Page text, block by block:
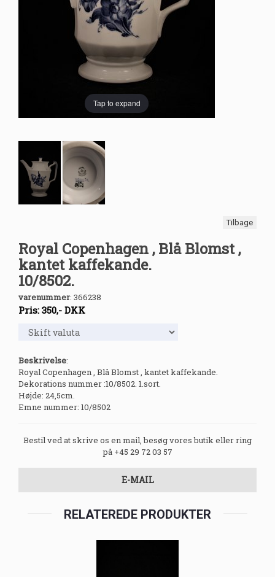
Tap to expand
Tilbage
Royal Copenhagen , Blå Blomst ,
kantet kaffekande.
10/8502.
varenummer: 366238
Pris: 350,- DKK
Beskrivelse:
Royal Copenhagen , Blå Blomst , kantet kaffekande.
Dekorations nummer :10/8502. 1.sort.
Højde: 24,5cm.
Emne nummer: 10/8502
Bestil ved at skrive os en mail, besøg vores butik eller ring
på +45 29 72 03 57
E-MAIL
RELATEREDE PRODUKTER